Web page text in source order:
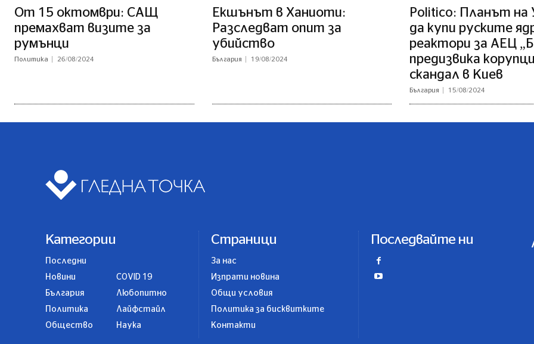
От 15 октомври: САЩ
премахват визите за
румънци
Политика 26/08/2024
Екшънът в Ханиоти:
Разследват опит за
убийство
България 19/08/2024
Politico: Планът на
да купи руските
реактори за АЕЦ
предизвика
скандал в Киев
България 15/08/2024
Категории
Последни
Новини
България
Политика
Общество
COVID 19
Любопитно
Лайфстайл
Наука
Страници
За нас
Изпрати новина
Общи условия
Политика за бисквитките
Контакти
Последвайте ни